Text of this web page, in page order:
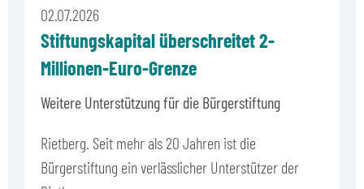
02.07.2026
Stiftungskapital überschreitet 2-
Millionen-Euro-Grenze
Weitere Unterstützung für die Bürgerstiftung
Rietberg. Seit mehr als 20 Jahren ist die
Bürgerstiftung ein verlässlicher Unterstützer der